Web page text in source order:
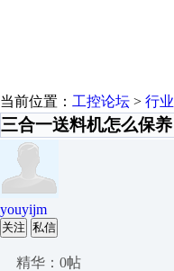
当前位置： 工控论坛 > 行业
三合一送料机怎么保养
youyijm
关注 私信
精华：0帖